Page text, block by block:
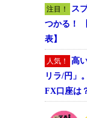
注目！
ス
つかる！
表】
人気！
高
リラ/円」
FX口座は